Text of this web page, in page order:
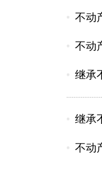
不动
不动
继承
继承
不动